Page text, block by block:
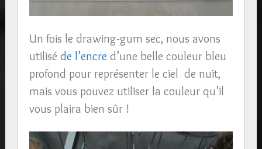
Un fois le drawing-gum sec, nous avons
utilisé de l’encre d’une belle couleur bleu
profond pour représenter le ciel de nuit,
mais vous pouvez utiliser la couleur qu’il
vous plaira bien sûr !